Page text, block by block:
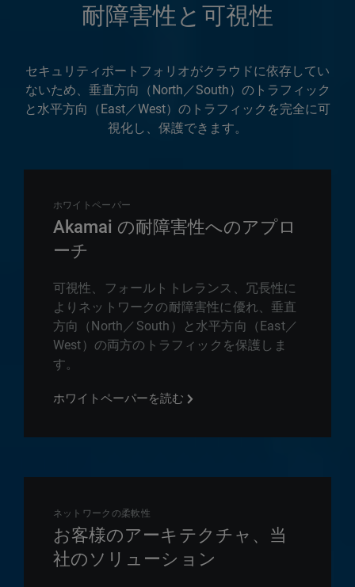
耐障害性と可視性
セキュリティポートフォリオがクラウドに依存してい
ないため、垂直方向（North／South）のトラフィック
と水平方向（East／West）のトラフィックを完全に可
視化し、保護できます。
ホワイトペーパー
Akamai の耐障害性へのアプロ
ーチ
可視性、フォールトトレランス、冗長性に
よりネットワークの耐障害性に優れ、垂直
方向（North／South）と水平方向（East／
West）の両方のトラフィックを保護しま
す。
ホワイトペーパーを読む
ネットワークの柔軟性
お客様のアーキテクチャ、当
社のソリューション